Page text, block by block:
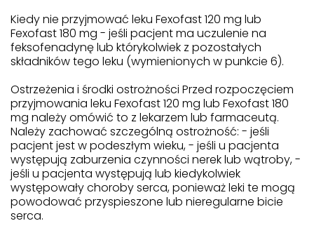
Kiedy nie przyjmować leku Fexofast 120 mg lub
Fexofast 180 mg - jeśli pacjent ma uczulenie na
feksofenadynę lub którykolwiek z pozostałych
składników tego leku (wymienionych w punkcie 6).
Ostrzeżenia i środki ostrożności Przed rozpoczęciem
przyjmowania leku Fexofast 120 mg lub Fexofast 180
mg należy omówić to z lekarzem lub farmaceutą.
Należy zachować szczególną ostrożność: - jeśli
pacjent jest w podeszłym wieku, - jeśli u pacjenta
występują zaburzenia czynności nerek lub wątroby, -
jeśli u pacjenta występują lub kiedykolwiek
występowały choroby serca, ponieważ leki te mogą
powodować przyspieszone lub nieregularne bicie
serca.